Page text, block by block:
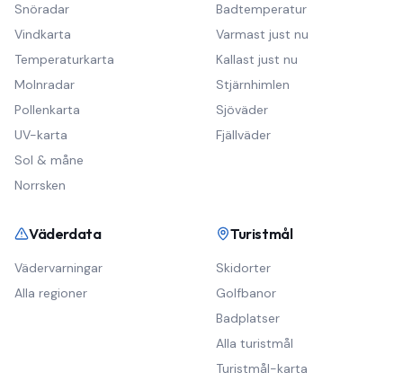
Snöradar
Vindkarta
Temperaturkarta
Molnradar
Pollenkarta
UV-karta
Sol & måne
Norrsken
Badtemperatur
Varmast just nu
Kallast just nu
Stjärnhimlen
Sjöväder
Fjällväder
Väderdata
Vädervarningar
Alla regioner
Turistmål
Skidorter
Golfbanor
Badplatser
Alla turistmål
Turistmål-karta